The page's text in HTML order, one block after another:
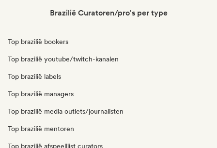
Brazilië Curatoren/pro's per type
Top brazilië bookers
Top brazilië youtube/twitch-kanalen
Top brazilië labels
Top brazilië managers
Top brazilië media outlets/journalisten
Top brazilië mentoren
Top brazilië afspeellijst curators